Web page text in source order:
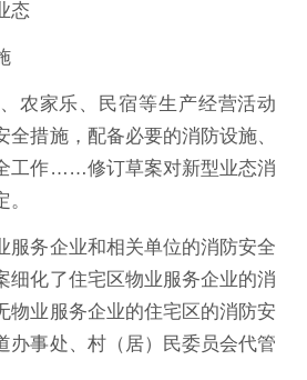
态
农家乐、民宿等生产经营活动
全措施，配备必要的消防设施、
工作……修订草案对新型业态消
服务企业和相关单位的消防安全
细化了住宅区物业服务企业的消
物业服务企业的住宅区的消防安
办事处、村（居）民委员会代管